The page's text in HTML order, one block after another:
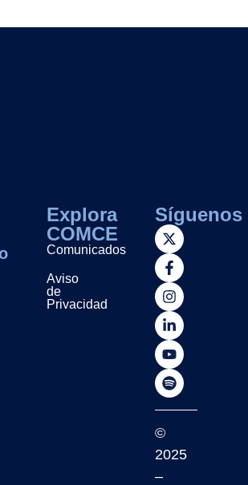
Explora
COMCE
Comunicados
Aviso
de
Privacidad
Síguenos
©
2025
–